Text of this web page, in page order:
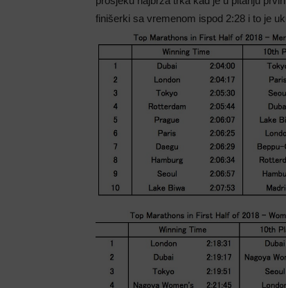
finišerki sa vremenom ispod 2:28 i to je